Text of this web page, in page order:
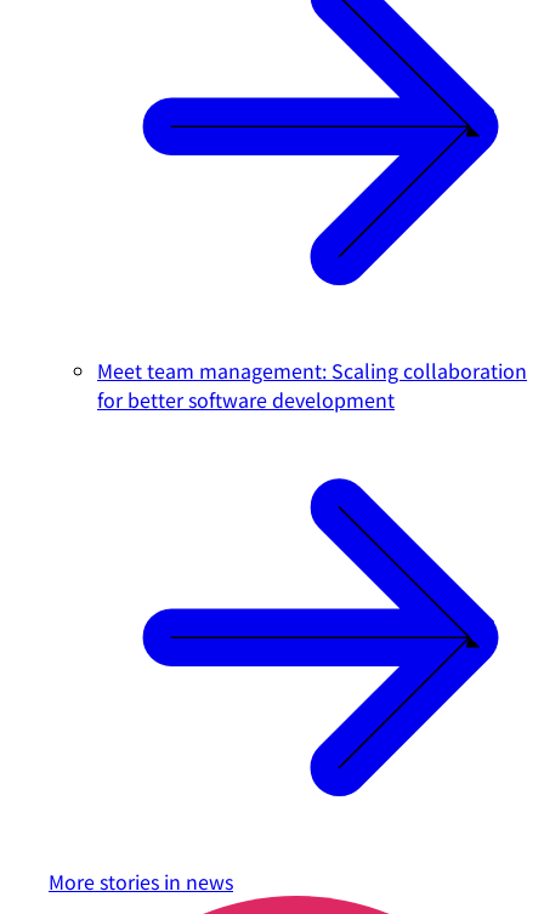
Meet team management: Scaling collaboration
for better software development
More stories in news